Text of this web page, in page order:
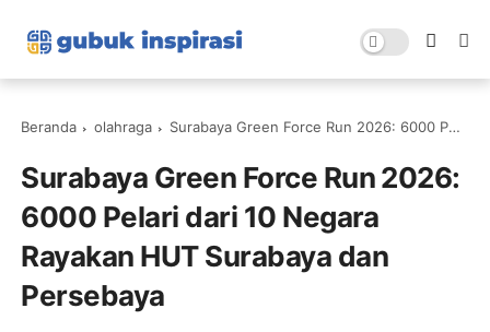
Beranda olahraga Surabaya Green Force Run 2026: 6000 Pelari dari 10 Negara Rayakan HUT Surabaya dan Persebaya
Surabaya Green Force Run 2026:
6000 Pelari dari 10 Negara
Rayakan HUT Surabaya dan
Persebaya